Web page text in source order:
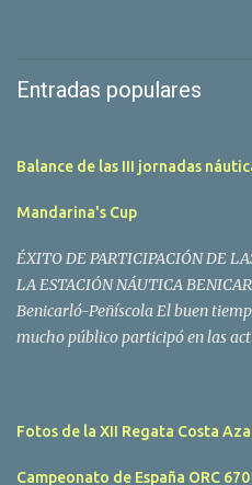
Entradas populares
Balance de las III jornadas
Mandarina's Cup
ÉXITO DE PARTICIPACIÓN DE
LA ESTACIÓN NÁUTICA
Benicarló-Peñíscola El buen
mucho público participó en las
embarcación Garví, un Malbec
la merecida vencedora de la
Fotos de la XII Regata Costa
Campeonato de España ORC 670